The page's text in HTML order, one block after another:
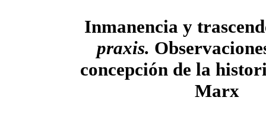
Inmanencia y
praxis.
concepción de la
Marx